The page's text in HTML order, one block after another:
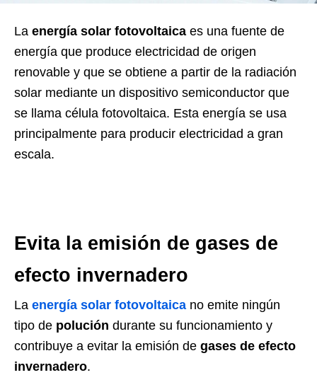
La energía solar fotovoltaica es una fuente de
energía que produce electricidad de origen
renovable y que se obtiene a partir de la radiación
solar mediante un dispositivo semiconductor que
se llama célula fotovoltaica. Esta energía se usa
principalmente para producir electricidad a gran
escala.
Evita la emisión de gases de
efecto invernadero
La energía solar fotovoltaica no emite ningún
tipo de polución durante su funcionamiento y
contribuye a evitar la emisión de gases de efecto
invernadero.